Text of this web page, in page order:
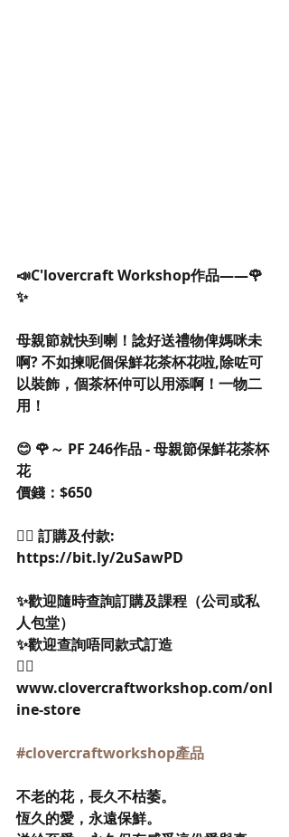
📣C'lovercraft Workshop作品——🌹
✨
母親節就快到喇！諗好送禮物俾媽咪未
啊? 不如揀呢個保鮮花茶杯花啦,除咗可
以裝飾，個茶杯仲可以用添啊！一物二
用！
😊 🌹～ PF 246作品 - 母親節保鮮花茶杯
花
價錢：$650
👉🏻 訂購及付款:
https://bit.ly/2uSawPD
✨歡迎隨時查詢訂購及課程（公司或私
人包堂）
✨歡迎查詢唔同款式訂造
👉🏻
www.clovercraftworkshop.com/onl
ine-store
#clovercraftworkshop產品
不老的花，長久不枯萎。
恆久的愛，永遠保鮮。